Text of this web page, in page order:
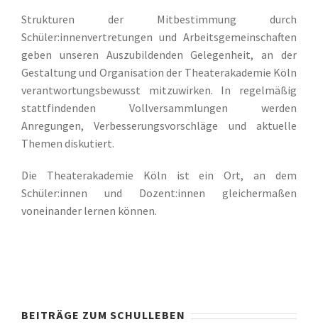
Strukturen der Mitbestimmung durch
Schüler:innenvertretungen und Arbeitsgemeinschaften
geben unseren Auszubildenden Gelegenheit, an der
Gestaltung und Organisation der Theaterakademie Köln
verantwortungsbewusst mitzuwirken. In regelmäßig
stattfindenden Vollversammlungen werden
Anregungen, Verbesserungsvorschläge und aktuelle
Themen diskutiert.
Die Theaterakademie Köln ist ein Ort, an dem
Schüler:innen und Dozent:innen gleichermaßen
voneinander lernen können.
BEITRÄGE ZUM SCHULLEBEN